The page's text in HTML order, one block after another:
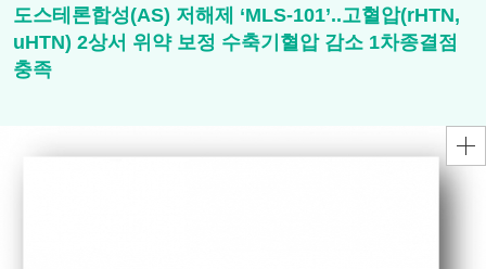
도스테론합성(AS) 저해제 ‘MLS-101’..고혈압(rHTN,
uHTN) 2상서 위약 보정 수축기혈압 감소 1차종결점
충족